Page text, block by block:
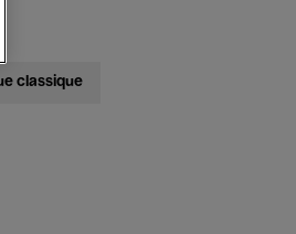
classique